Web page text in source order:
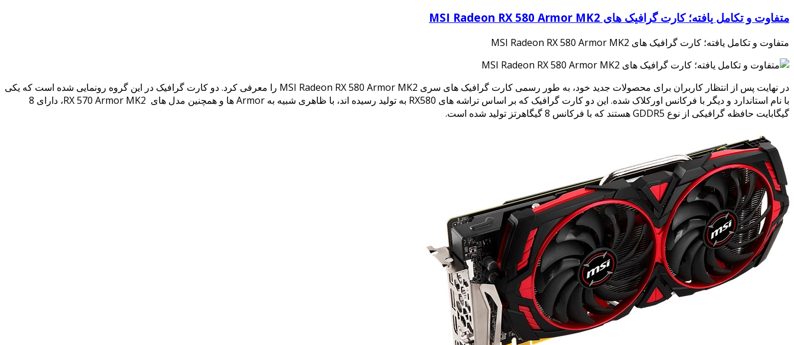
متفاوت و تکامل یافته؛ کارت گرافیک های MSI Radeon RX 580 Armor MK2
متفاوت و تکامل یافته؛ کارت گرافیک های MSI Radeon RX 580 Armor MK2
در نهایت پس از انتظار کاربران برای محصولات جدید خود، به طور رسمی کارت گرافیک های سری MSI Radeon RX 580 Armor MK2 را معرفی کرد. دو کارت گرافیک در این گروه رونمایی شده است که یکی
با نام استاندارد و دیگر با فرکانس اورکلاک شده. این دو کارت گرافیک که بر اساس تراشه های RX580 به تولید رسیده اند، با ظاهری شبیه به Armor ها و همچنین مدل های RX 570 Armor MK2، دارای 8
گیگابایت حافظه گرافیکی از نوع GDDR5 هستند که با فرکانس 8 گیگاهرتز تولید شده است.